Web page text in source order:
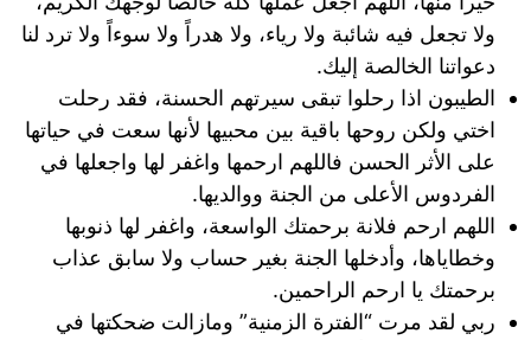
ولا تجعل فيه شائبة ولا رياء، ولا هدراً ولا سوءاً ولا ترد لنا
دعواتنا الخالصة إليك.
الطيبون اذا رحلوا تبقى سيرتهم الحسنة، فقد رحلت
اختي ولكن روحها باقية بين محبيها لأنها سعت في حياتها
على الأثر الحسن فاللهم ارحمها واغفر لها واجعلها في
الفردوس الأعلى من الجنة ووالديها.
اللهم ارحم فلانة برحمتك الواسعة، واغفر لها ذنوبها
وخطاياها، وأدخلها الجنة بغير حساب ولا سابق عذاب
برحمتك يا ارحم الراحمين.
ربي لقد مرت “الفترة الزمنية” ومازالت ضحكتها في